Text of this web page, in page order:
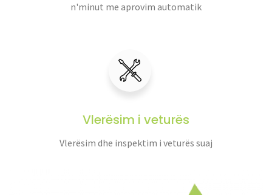
n'minut me aprovim automatik
Vlerësim i veturës
Vlerësim dhe inspektim i veturës suaj